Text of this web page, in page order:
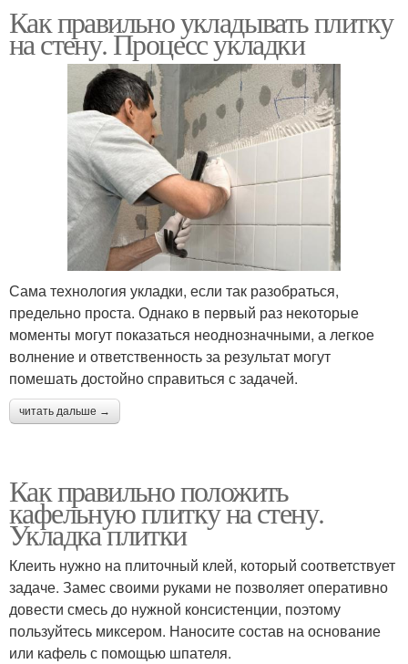
Как правильно укладывать плитку
на стену. Процесс укладки
Сама технология укладки, если так разобраться,
предельно проста. Однако в первый раз некоторые
моменты могут показаться неоднозначными, а легкое
волнение и ответственность за результат могут
помешать достойно справиться с задачей.
читать дальше →
Как правильно положить
кафельную плитку на стену.
Укладка плитки
Клеить нужно на плиточный клей, который соответствует
задаче. Замес своими руками не позволяет оперативно
довести смесь до нужной консистенции, поэтому
пользуйтесь миксером. Наносите состав на основание
или кафель с помощью шпателя.